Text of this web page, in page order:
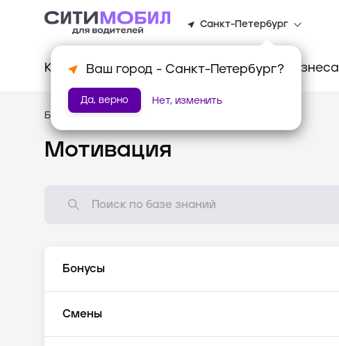
Санкт-Петербург
Ваш город - Санкт-Петербург?
Да, верно Нет, изменить
Клиентам Водителям Для бизнеса
База знаний /Мотивация
Мотивация
Бонусы
Смены